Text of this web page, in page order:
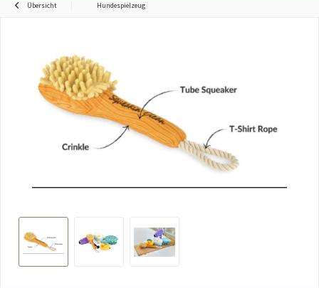
Übersicht Hundespielzeug